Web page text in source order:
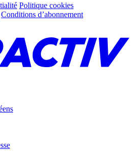
Politique cookies
Conditions d’abonnement